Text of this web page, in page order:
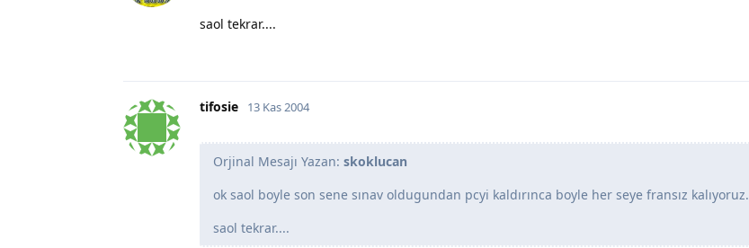
saol tekrar....
tifosie 13 Kas 2004
Orjinal Mesajı Yazan: skoklucan
ok saol boyle son sene sınav oldugundan pcyi kaldırınca boyle her seye fransız kalıyoruz.
saol tekrar....